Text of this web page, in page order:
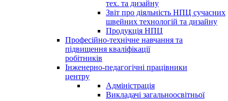
тех. та дизайну
Звіт про діяльність НПЦ сучасних
швейних технологій та дизайну
Продукція НПЦ
Професійно-технічне навчання та
підвищення кваліфікації
робітників
Інженерно-педагогічні працівники
центру
Адміністрація
Викладачі загальноосвітньої